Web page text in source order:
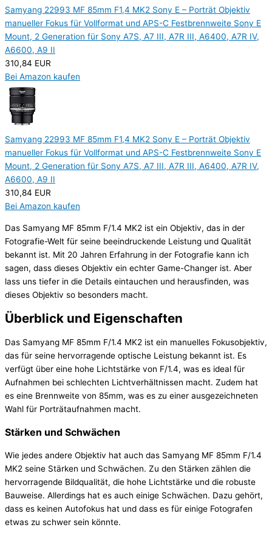
Samyang 22993 MF 85mm F1,4 MK2 Sony E – Porträt Objektiv
manueller Fokus für Vollformat und APS-C Festbrennweite Sony E
Mount, 2 Generation für Sony A7S, A7 III, A7R III, A6400, A7R IV,
A6600, A9 II
310,84 EUR
Bei Amazon kaufen
Samyang 22993 MF 85mm F1,4 MK2 Sony E – Porträt Objektiv
manueller Fokus für Vollformat und APS-C Festbrennweite Sony E
Mount, 2 Generation für Sony A7S, A7 III, A7R III, A6400, A7R IV,
A6600, A9 II
310,84 EUR
Bei Amazon kaufen
Das Samyang MF 85mm F/1.4 MK2 ist ein Objektiv, das in der
Fotografie-Welt für seine beeindruckende Leistung und Qualität
bekannt ist. Mit 20 Jahren Erfahrung in der Fotografie kann ich
sagen, dass dieses Objektiv ein echter Game-Changer ist. Aber
lass uns tiefer in die Details eintauchen und herausfinden, was
dieses Objektiv so besonders macht.
Überblick und Eigenschaften
Das Samyang MF 85mm F/1.4 MK2 ist ein manuelles Fokusobjektiv,
das für seine hervorragende optische Leistung bekannt ist. Es
verfügt über eine hohe Lichtstärke von F/1.4, was es ideal für
Aufnahmen bei schlechten Lichtverhältnissen macht. Zudem hat
es eine Brennweite von 85mm, was es zu einer ausgezeichneten
Wahl für Porträtaufnahmen macht.
Stärken und Schwächen
Wie jedes andere Objektiv hat auch das Samyang MF 85mm F/1.4
MK2 seine Stärken und Schwächen. Zu den Stärken zählen die
hervorragende Bildqualität, die hohe Lichtstärke und die robuste
Bauweise. Allerdings hat es auch einige Schwächen. Dazu gehört,
dass es keinen Autofokus hat und dass es für einige Fotografen
etwas zu schwer sein könnte.